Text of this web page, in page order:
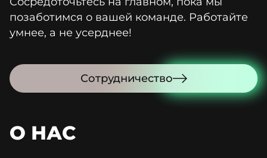
позаботимся о вашей команде. Работайте
умнее, а не усерднее!
Сотрудничество
О НАС